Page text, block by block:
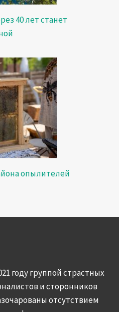
40 лет станет
опылителей
году группой страстных
и сторонников
отсутствием